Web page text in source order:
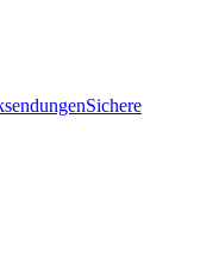
Sichere